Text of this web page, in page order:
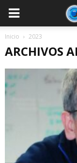
Inicio 2023
ARCHIVOS